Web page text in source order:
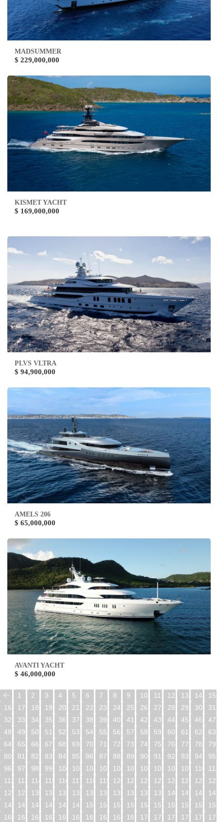
MADSUMMER
$ 229,000,000
KISMET YACHT
$ 169,000,000
PLVS VLTRA
$ 94,900,000
AMELS 206
$ 65,000,000
AVANTI YACHT
$ 46,000,000
1 2 3 4 5 6 7 8 9 10 11 12 13 14
15
16
17 18 19 20 21 22 23 24 25 26 27 28 29 30
31
32
33 34 35 36 37 38 39 40 41 42 43 44 45 46
47
48
49 50 51 52 53 54 55 56 57 58 59 60 61 62
63
64
65 66 67 68 69 70 71 72 73 74 75 76 77 78
79
80
81 82 83 84 85 86 87 88 89 90 91 92 93 94
95
96
97 98 99 100 101 102 103 104 105 106 107 108 109 110
112
113 114 115 116 117 118 119 120 121 122 123 124 125 126
128
129 130 131 132 133 134 135 136 137 138 139 140 141 142
144
145 146 147 148 149 150 151 152 153 154 155 156 157 158
160
161 162 163 164 165 166 167 168 169 170 171 172 173 174